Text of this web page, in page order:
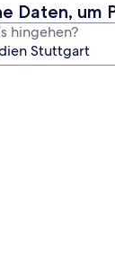
Daten, um
hingehen?